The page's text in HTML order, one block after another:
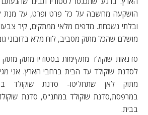
הושקעה מחשבה על כל פרט ופרט, על מנת
ובלתי נשכחת. מדפים מלאי ממתקים, קיר
מושלם שהכל מתוק מסביב, לוח מלא בדובוני
סדנאות שוקולד מתקיימות בסטודיו מתוק
לסדנת שוקולד עד הבית ברחבי הארץ. אני
מתוק לאן שתחליטו- סדנת שוקולד
במרפסת,סדנת שוקולד במתנ"ס, סדנת
בבית.